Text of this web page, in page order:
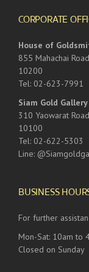
CORPORATE
House of
855 Mahachai
10200
Tel: 02-623-7991
Siam Gold Gallery
310 Yaowarat
10100
Tel: 02-622-5303
Line:
BUSINESS
For further
Mon-Sat: 10am to
Closed on Sunday